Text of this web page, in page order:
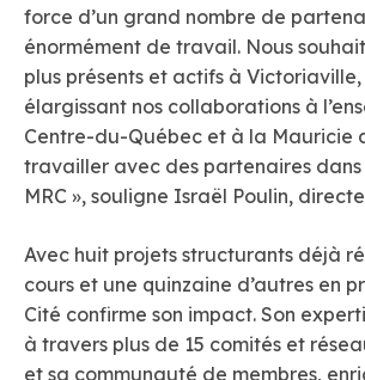
force d’un grand nombre de
énormément de travail. Nous
plus présents et actifs à
élargissant nos collaborations à
Centre-du-Québec et à la Mauricie
travailler avec des partenaires
MRC », souligne Israël Poulin,
Avec huit projets structurants déjà
cours et une quinzaine d’autres en
Cité confirme son impact. Son
à travers plus de 15 comités et
et sa communauté de membres,